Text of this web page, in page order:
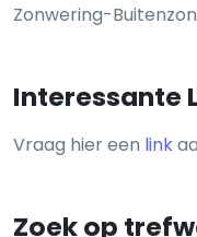
Zonwering-
Interessante
Vraag hier een link
Zoek op